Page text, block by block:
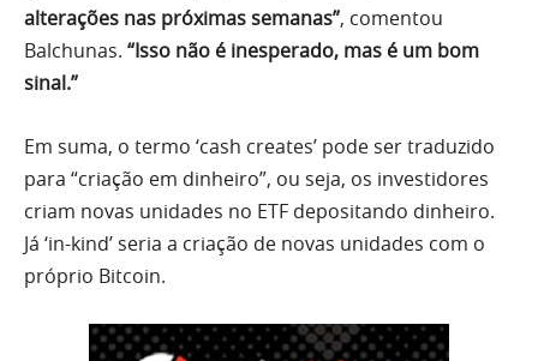
alterações nas próximas semanas”, comentou
Balchunas. “Isso não é inesperado, mas é um bom
sinal.”
Em suma, o termo ‘cash creates’ pode ser traduzido
para “criação em dinheiro”, ou seja, os investidores
criam novas unidades no ETF depositando dinheiro.
Já ‘in-kind’ seria a criação de novas unidades com o
próprio Bitcoin.